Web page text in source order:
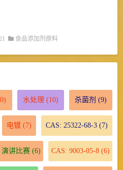
食品添加剂原料
水处理 (10) 杀菌剂 (9)
电镀 (7) CAS: 25322-68-3 (7)
演讲比赛(6) CAS: 9003-05-8(6)